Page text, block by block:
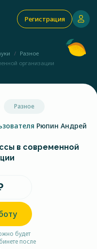
Регистрация
Разное
организации
Разное
Рюпин Андрей
в современной
будет
после